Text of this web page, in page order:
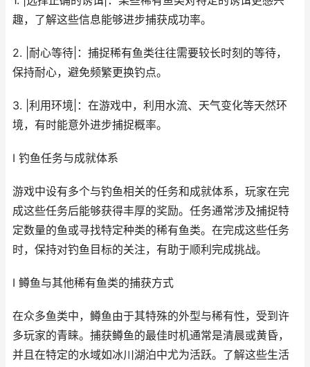
趣，了解这些信息能够进步捕获成功率。
2. |耐心等待|：捕捉稀有鱼类往往需要较长时刻的等待，
保持耐心，避免频繁更换钓点。
3. |利用环境|：在游戏中，利用水流、天气变化等天然环
境，有时能意外进步捕捉概率。
I 钓鱼任务与成就体系
游戏中设有多个与钓鱼相关的任务和成就体系，玩家在完
成这些任务后能够获得丰厚的奖励。任务通常涉及捕捉特
定数量的鱼或寻找特定种类的稀有鱼类。在完成这些任务
时，保持对钓鱼目标的关注，有助于顺利完成挑战。
I 鳟鱼与其他稀有鱼类的捕获方式
在众多鱼类中，鳟鱼由于其特殊的外型与稀有性，受到许
多玩家的青睐。捕获鳟鱼的最佳时机通常是清晨或黄昏，
并且在特定的水域如冰川湖泊中尤为活跃。了解这些生活